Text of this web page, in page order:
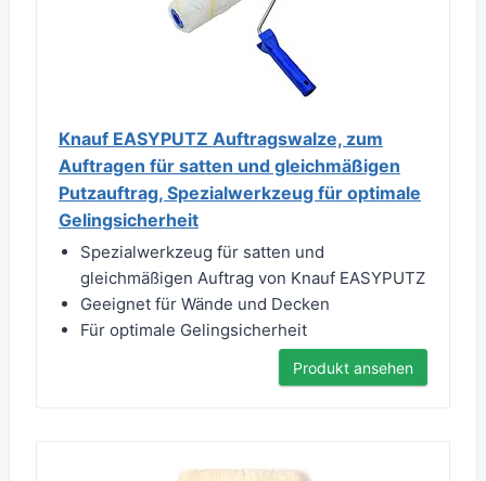
Knauf EASYPUTZ Auftragswalze, zum
Auftragen für satten und gleichmäßigen
Putzauftrag, Spezialwerkzeug für optimale
Gelingsicherheit
Spezialwerkzeug für satten und
gleichmäßigen Auftrag von Knauf EASYPUTZ
Geeignet für Wände und Decken
Für optimale Gelingsicherheit
Produkt ansehen